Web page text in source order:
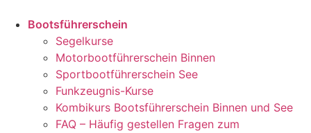
Bootsführerschein
Segelkurse
Motorbootführerschein Binnen
Sportbootführerschein See
Funkzeugnis-Kurse
Kombikurs Bootsführerschein Binnen und See
FAQ – Häufig gestellen Fragen zum